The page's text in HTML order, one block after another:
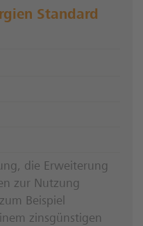
Standard
die Erweiterung
zur Nutzung
Beispiel
zinsgünstigen